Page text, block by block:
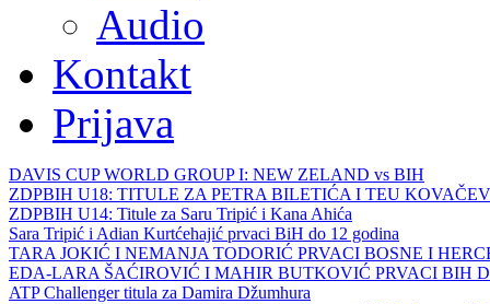
Audio
Kontakt
Prijava
DAVIS CUP WORLD GROUP I: NEW ZELAND vs BIH
ZDPBIH U18: TITULE ZA PETRA BILETIĆA I TEU
ZDPBIH U14: Titule za Saru Tripić i Kana Ahića
Sara Tripić i Adian Kurtćehajić prvaci BiH do 12 godina
TARA JOKIĆ I NEMANJA TODORIĆ PRVACI BOSNE I
EDA-LARA ŠAĆIROVIĆ I MAHIR BUTKOVIĆ PRVACI BIH
ATP Challenger titula za Damira Džumhura